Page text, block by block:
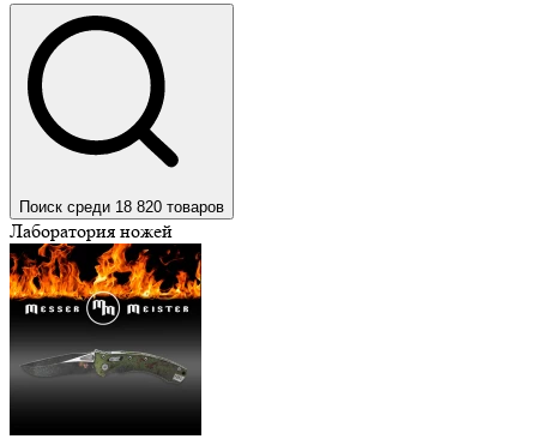
Поиск среди 18 820 товаров
Лаборатория ножей